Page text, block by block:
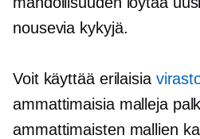
nousevia kykyjä.
Voit käyttää erilaisia
ammattimaisia ​​malleja
ammattimaisten mallien